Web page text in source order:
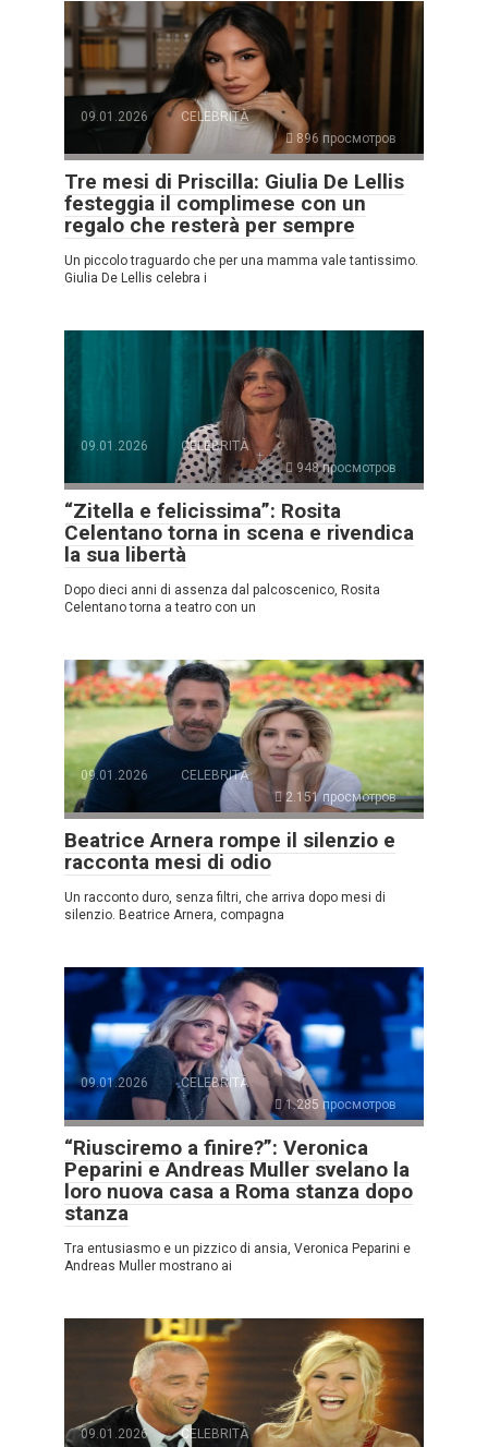
09.01.2026
CELEBRITÀ
896 просмотров
Tre mesi di Priscilla: Giulia De Lellis
festeggia il complimese con un
regalo che resterà per sempre
Un piccolo traguardo che per una mamma vale tantissimo.
Giulia De Lellis celebra i
09.01.2026
CELEBRITÀ
948 просмотров
“Zitella e felicissima”: Rosita
Celentano torna in scena e rivendica
la sua libertà
Dopo dieci anni di assenza dal palcoscenico, Rosita
Celentano torna a teatro con un
09.01.2026
CELEBRITÀ
2.151 просмотров
Beatrice Arnera rompe il silenzio e
racconta mesi di odio
Un racconto duro, senza filtri, che arriva dopo mesi di
silenzio. Beatrice Arnera, compagna
09.01.2026
CELEBRITÀ
1.285 просмотров
“Riusciremo a finire?”: Veronica
Peparini e Andreas Muller svelano la
loro nuova casa a Roma stanza dopo
stanza
Tra entusiasmo e un pizzico di ansia, Veronica Peparini e
Andreas Muller mostrano ai
09.01.2026
CELEBRITÀ